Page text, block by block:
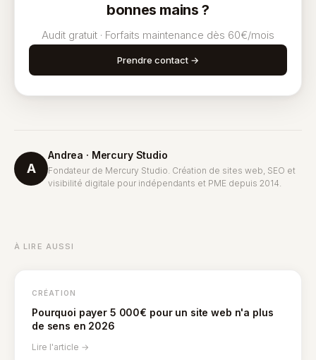
bonnes mains ?
Audit gratuit · Forfaits maintenance dès 60€/mois
Prendre contact →
A
Andrea · Mercury Studio
Fondateur de Mercury Studio. Création de sites web, SEO et
visibilité digitale pour indépendants et PME depuis 2014.
À LIRE AUSSI
CRÉATION
Pourquoi payer 5 000€ pour un site web n'a plus
de sens en 2026
Lire l'article →